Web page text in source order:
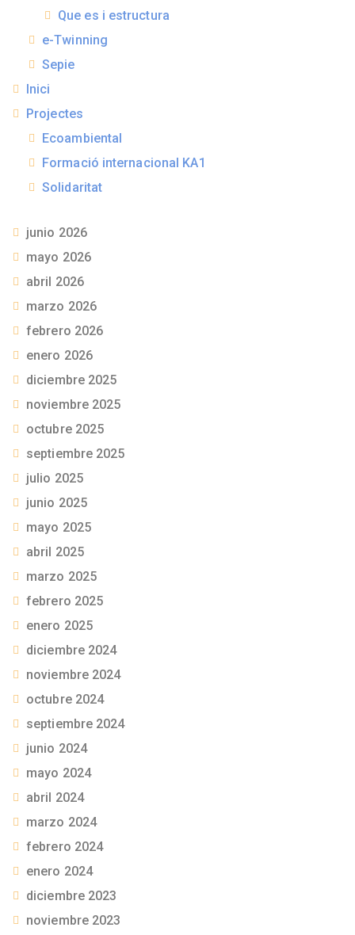
Que es i estructura
e-Twinning
Sepie
Inici
Projectes
Ecoambiental
Formació internacional KA1
Solidaritat
junio 2026
mayo 2026
abril 2026
marzo 2026
febrero 2026
enero 2026
diciembre 2025
noviembre 2025
octubre 2025
septiembre 2025
julio 2025
junio 2025
mayo 2025
abril 2025
marzo 2025
febrero 2025
enero 2025
diciembre 2024
noviembre 2024
octubre 2024
septiembre 2024
junio 2024
mayo 2024
abril 2024
marzo 2024
febrero 2024
enero 2024
diciembre 2023
noviembre 2023